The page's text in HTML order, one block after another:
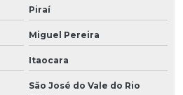
Piraí
Miguel Pereira
Itaocara
São José do Vale do Rio